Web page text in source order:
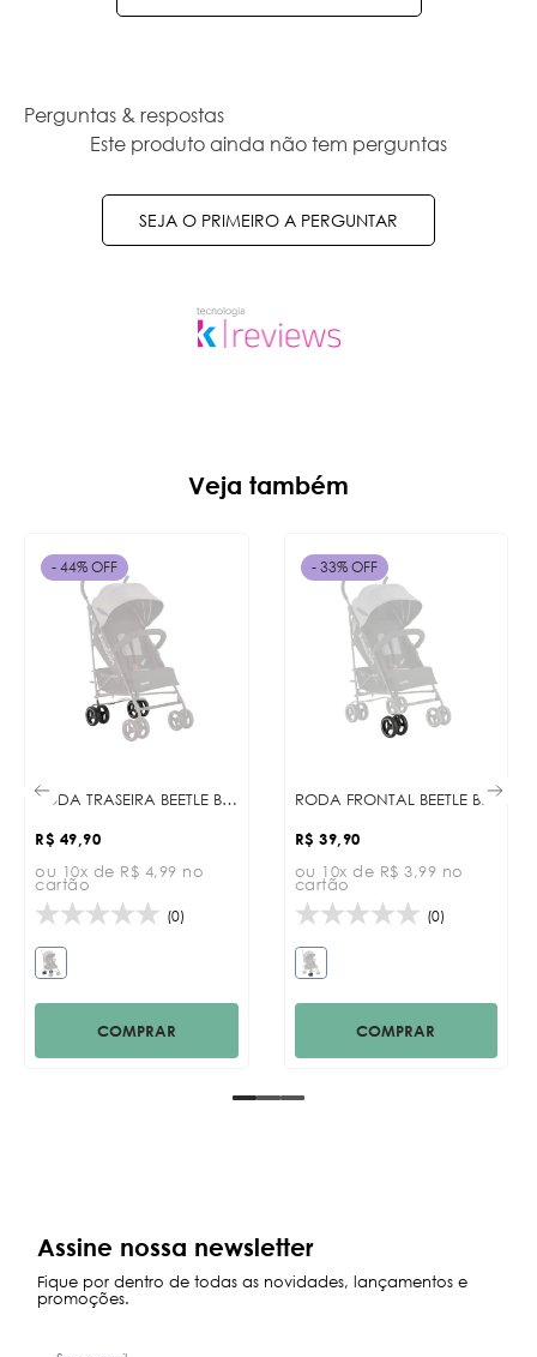
Perguntas & respostas
Este produto ainda não tem perguntas
SEJA O PRIMEIRO A PERGUNTAR
Veja também
RODA TRASEIRA BEETLE BLACK
R$ 49,90
ou 10x de R$ 4,99 no
cartão
- 44% OFF
(0)
COMPRAR
RODA FRONTAL BEETLE BLACK
R$ 39,90
ou 10x de R$ 3,99 no
cartão
- 33% OFF
(0)
COMPRAR
Assine nossa newsletter
Fique por dentro de todas as novidades, lançamentos e
promoções.